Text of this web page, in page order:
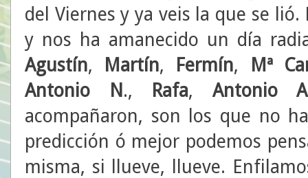
del Viernes y ya veis la que se
y nos ha amanecido un día
Agustín, Martín, Fermín, Mª
Antonio
N ., Rafa, Antonio
acompañaron, son los que no
predicción ó mejor podemos
misma, si llueve, llueve.